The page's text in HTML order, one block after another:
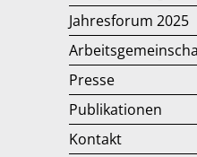
Jahresforum 2025
Presse
Publikationen
Kontakt